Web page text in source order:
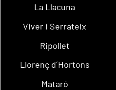
La Llacuna
Viver i Serrateix
Ripollet
Llorenç d´Hortons
Mataró